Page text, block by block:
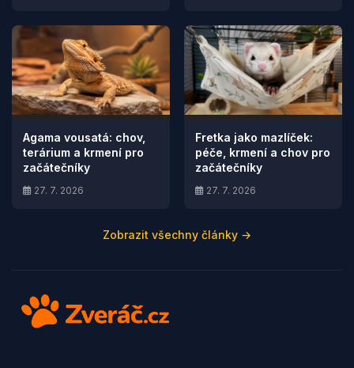
Agama vousatá: chov,
terárium a krmení pro
začátečníky
27. 7. 2026
Fretka jako mazlíček:
péče, krmení a chov pro
začátečníky
27. 7. 2026
Zobrazit všechny články →